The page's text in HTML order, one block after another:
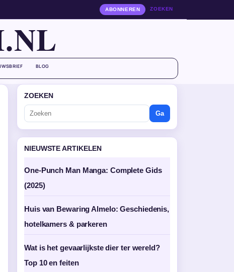
ABONNEREN ZOEKEN
BLOG
ZOEKEN
Ga
NIEUWSTE ARTIKELEN
One-Punch Man Manga: Complete Gids
(2025)
Huis van Bewaring Almelo: Geschiedenis,
hotelkamers & parkeren
Wat is het gevaarlijkste dier ter wereld?
Top 10 en feiten